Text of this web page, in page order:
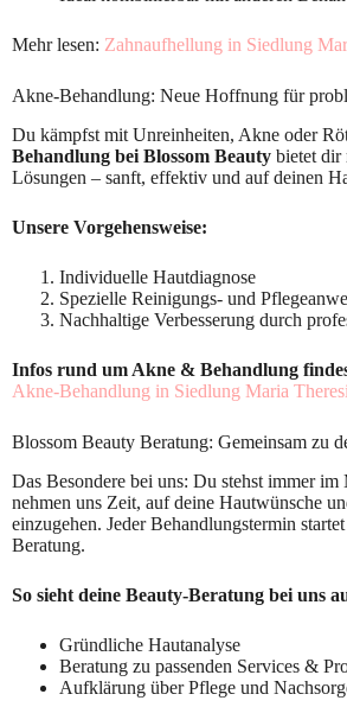
Mehr lesen: Zahnaufhellung in Siedlung
Akne-Behandlung: Neue Hoffnung für
Du kämpfst mit Unreinheiten, Akne oder
Behandlung bei Blossom Beauty bietet dir
Lösungen – sanft, effektiv und auf deinen
Unsere Vorgehensweise:
Individuelle Hautdiagnose
Spezielle Reinigungs- und
Nachhaltige Verbesserung durch
Infos rund um Akne & Behandlung
Akne-Behandlung in Siedlung Maria
Blossom Beauty Beratung: Gemeinsam zu
Das Besondere bei uns: Du stehst immer
nehmen uns Zeit, auf deine Hautwünsche
einzugehen. Jeder Behandlungstermin
Beratung.
So sieht deine Beauty-Beratung bei uns
Gründliche Hautanalyse
Beratung zu passenden Services &
Aufklärung über Pflege und